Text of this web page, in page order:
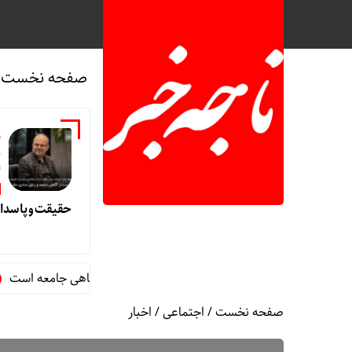
صفحه نخست
حقیقت و
روایت صادقانه حقیقت و پاسداری از آگاهی جامعه است
صفحه نخست/اجتماعی/اخبار